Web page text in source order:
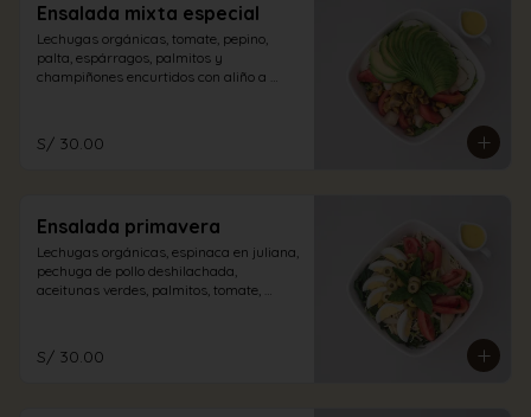
Ensalada mixta especial
Lechugas orgánicas, tomate, pepino,
palta, espárragos, palmitos y
champiñones encurtidos con aliño a
S/ 30.00
Ensalada primavera
Lechugas orgánicas, espinaca en juliana,
pechuga de pollo deshilachada,
aceitunas verdes, palmitos, tomate,
S/ 30.00